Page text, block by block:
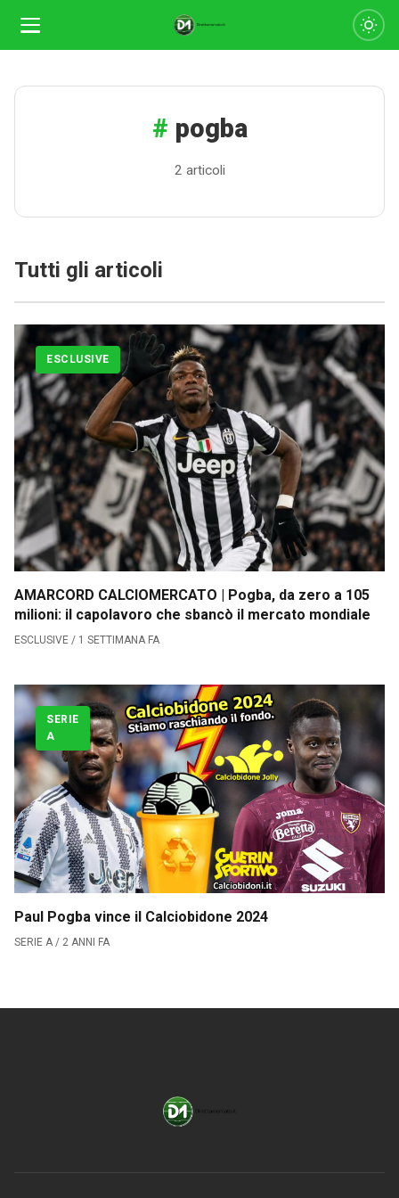
Calciomercato
Serie A
CLASSIFICA
Serie B
CLASSIFICA SERIE B
Collabora con noi
La Redazione
→
pogba
2 articoli
Tutti gli articoli
ESCLUSIVE
AMARCORD CALCIOMERCATO | Pogba, da zero a 105
milioni: il capolavoro che sbancò il mercato mondiale
ESCLUSIVE / 1 SETTIMANA FA
SERIE
A
Paul Pogba vince il Calciobidone 2024
SERIE A / 2 ANNI FA